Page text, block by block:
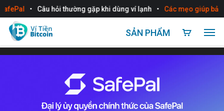
Câu hỏi thường gặp khi dùng ví lạnh Các mẹo giúp bảo
SẢN PHẨM